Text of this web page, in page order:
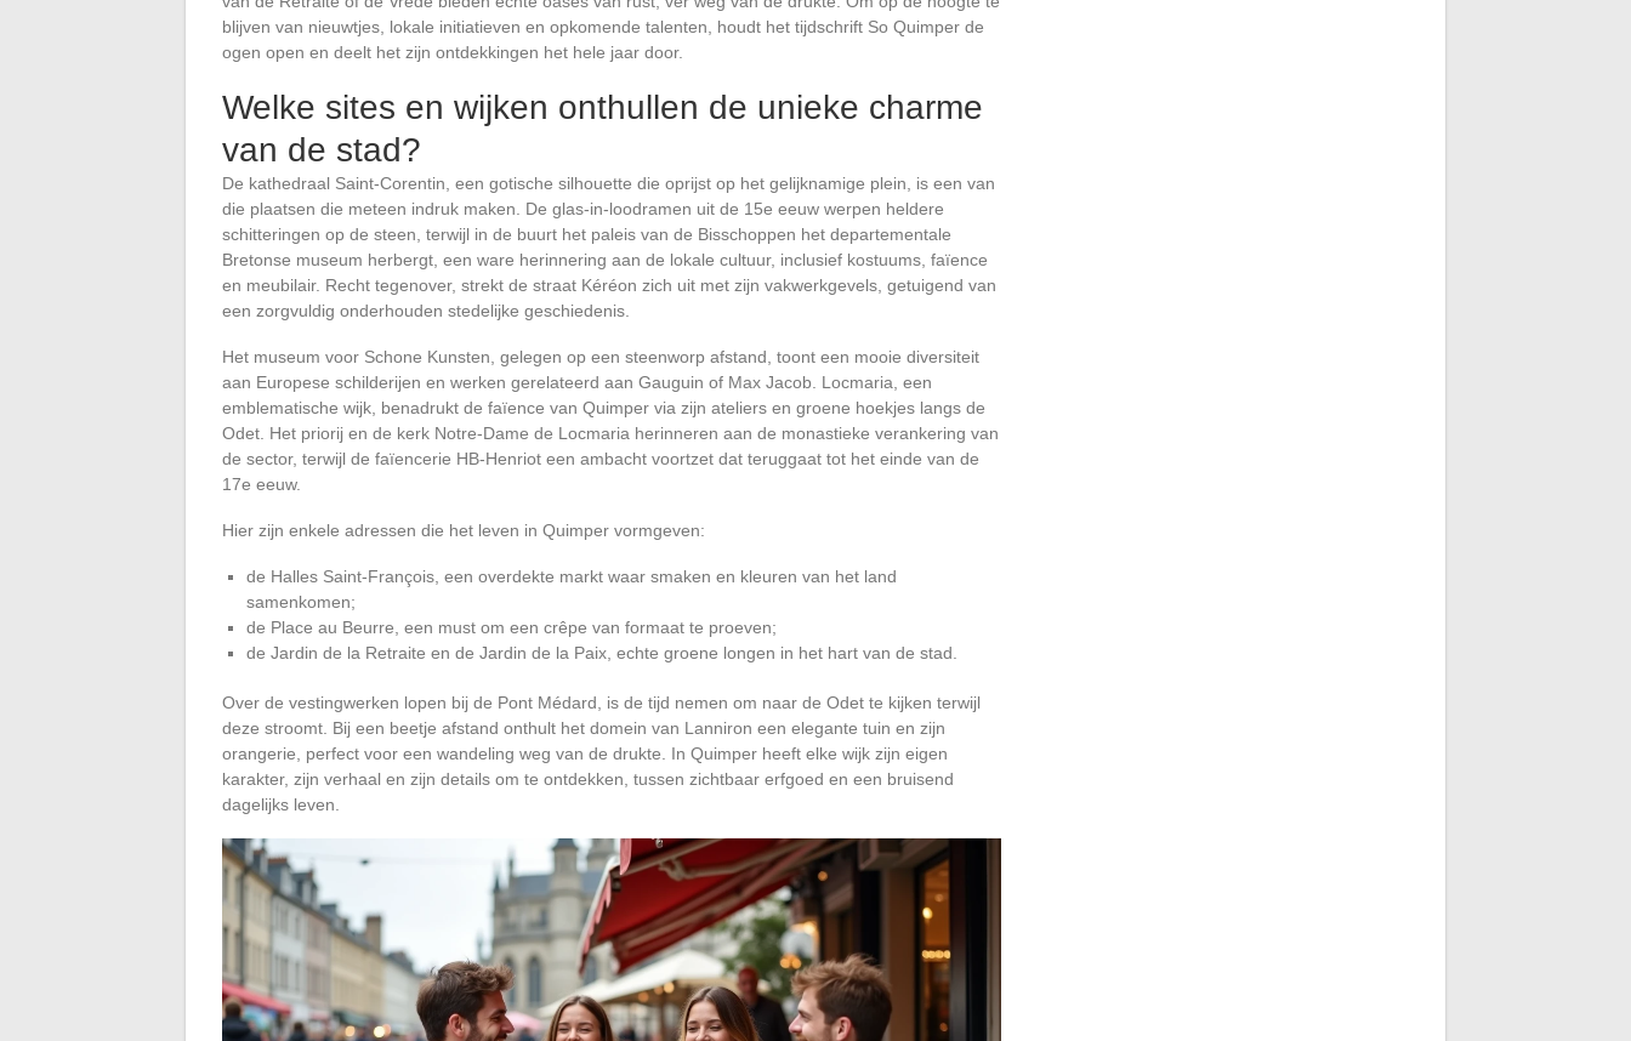
blijven van nieuwtjes, lokale initiatieven en opkomende talenten, houdt het tijdschrift So Quimper de
ogen open en deelt het zijn ontdekkingen het hele jaar door.
Welke sites en wijken onthullen de unieke charme
van de stad?
De kathedraal Saint-Corentin, een gotische silhouette die oprijst op het gelijknamige plein, is een van
die plaatsen die meteen indruk maken. De glas-in-loodramen uit de 15e eeuw werpen heldere
schitteringen op de steen, terwijl in de buurt het paleis van de Bisschoppen het departementale
Bretonse museum herbergt, een ware herinnering aan de lokale cultuur, inclusief kostuums, faïence
en meubilair. Recht tegenover, strekt de straat Kéréon zich uit met zijn vakwerkgevels, getuigend van
een zorgvuldig onderhouden stedelijke geschiedenis.
Het museum voor Schone Kunsten, gelegen op een steenworp afstand, toont een mooie diversiteit
aan Europese schilderijen en werken gerelateerd aan Gauguin of Max Jacob. Locmaria, een
emblematische wijk, benadrukt de faïence van Quimper via zijn ateliers en groene hoekjes langs de
Odet. Het priorij en de kerk Notre-Dame de Locmaria herinneren aan de monastieke verankering van
de sector, terwijl de faïencerie HB-Henriot een ambacht voortzet dat teruggaat tot het einde van de
17e eeuw.
Hier zijn enkele adressen die het leven in Quimper vormgeven:
de Halles Saint-François, een overdekte markt waar smaken en kleuren van het land
samenkomen;
de Place au Beurre, een must om een crêpe van formaat te proeven;
de Jardin de la Retraite en de Jardin de la Paix, echte groene longen in het hart van de stad.
Over de vestingwerken lopen bij de Pont Médard, is de tijd nemen om naar de Odet te kijken terwijl
deze stroomt. Bij een beetje afstand onthult het domein van Lanniron een elegante tuin en zijn
orangerie, perfect voor een wandeling weg van de drukte. In Quimper heeft elke wijk zijn eigen
karakter, zijn verhaal en zijn details om te ontdekken, tussen zichtbaar erfgoed en een bruisend
dagelijks leven.